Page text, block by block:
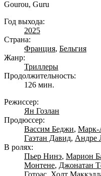
Gourou, Guru
Год выхода:
2025
Страна:
Франция, Бельгия
Жанр:
Триллеры
Продолжительность:
126 мин.
Режиссер:
Ян Гозлан
Продюссер:
Вассим Беджи, Марк-
Гаэтан Давид, Андре
В ролях:
Пьер Нинэ, Марион
Монтене, Джонатан